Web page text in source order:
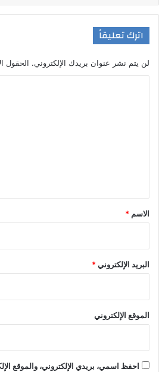
اترك تعليقاً
لن يتم نشر عنوان بريدك الإلكتروني. الحقول
*
الاسم *
البريد الإلكتروني*
الموقع الإلكتروني
احفظ اسمي، بريدي الإلكتروني، والموقع